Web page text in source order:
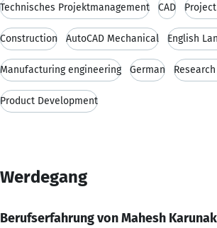
Technisches Projektmanagement CAD
Construction AutoCAD Mechanical English
Manufacturing engineering German
Product Development
Werdegang
Berufserfahrung von Mahesh